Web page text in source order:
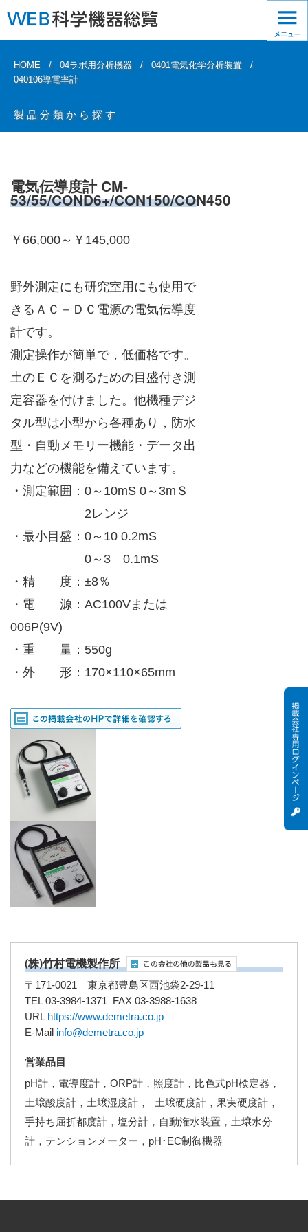
HOME 04ラボ用分析機器
0401電気化学分析装置
040106導電率計
製品分類から探す
電気伝導度計 CM-
53/55/COND6+/CON150/CON450
￥66,000～￥145,000
野外測定にも研究室用にも使用で
きるＡＣ－ＤＣ電源の電気伝導度
計です。
測定操作が簡単で，低価格です。
土のＥＣを測るための目盛付き測
定容器を付けました。他機種デジ
タル型は小型から各種あり，防水
型・自動メモリー機能・データ出
力などの機能を備えています。
・測定範囲：0～10mS 0～3mＳ
2レンジ
・最小目盛：0～10 0.2mS
0～3 0.1mS
・精 度：±8％
・電 源：AC100Vまたは
006P(9V)
・重 量：550g
・外 形：170×110×65mm
(株)竹村電機製作所
〒171-0021 東京都豊島区西池袋2-29-11
TEL 03-3984-1371 FAX 03-3988-1638
URL https://www.demetra.co.jp
E-Mail info@demetra.co.jp
営業品目
pH計，電導度計，ORP計，照度計，比色式pH検定器，
土壌酸度計，土壌湿度計， 土壌硬度計，果実硬度計，
手持ち屈折都度計，塩分計，自動潅水装置，土壌水分
計，テンションメーター，pH･EC制御機器